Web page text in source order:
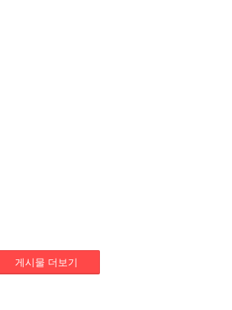
게시물 더보기